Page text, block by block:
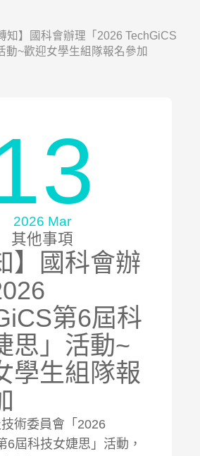
知】國科會辦理「2026 TechGiCS
動~歡迎女學生組隊報名參加
2026 Mar
其他事項
】國科會辦
第6屆科
思」活動~
學生組隊報
術委員會「2026
6屆科技女婕思」活動，